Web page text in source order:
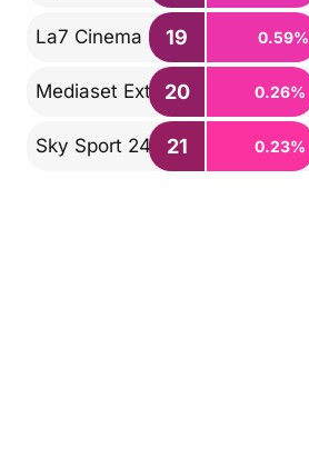
La7 Cinema 19 0.59%
Mediaset Extra20 0.26%
Sky Sport 24 21 0.23%